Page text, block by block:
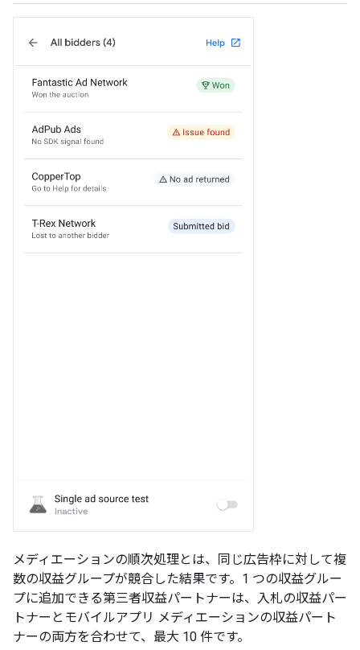
メディエーションの順次処理とは、同じ広告枠に対して複
数の収益グループが競合した結果です。1 つの収益グルー
プに追加できる第三者収益パートナーは、入札の収益パー
トナーとモバイルアプリ メディエーションの収益パート
ナーの両方を合わせて、最大 10 件です。